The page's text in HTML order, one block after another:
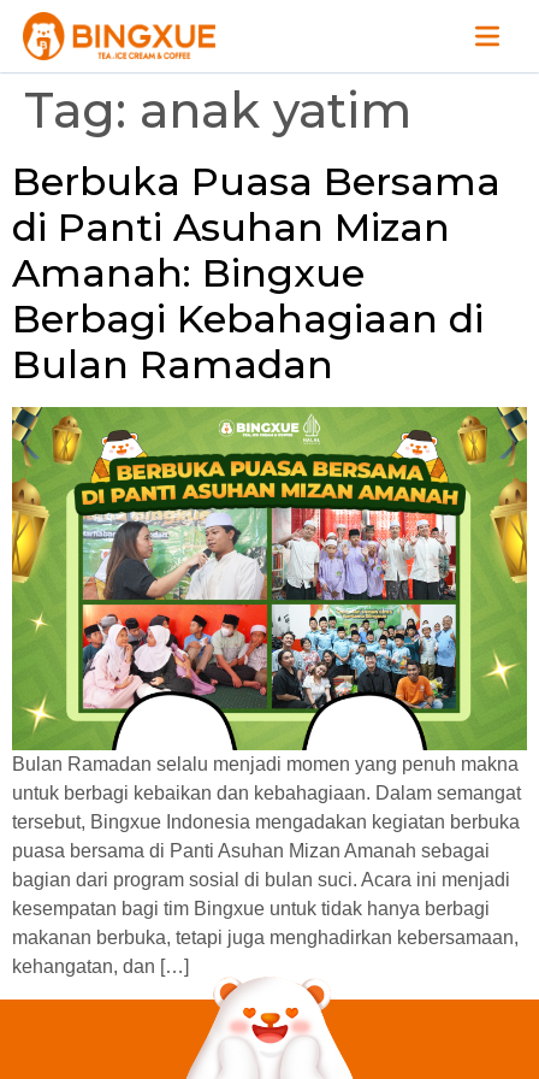
Tag: anak yatim
Berbuka Puasa Bersama
di Panti Asuhan Mizan
Amanah: Bingxue
Berbagi Kebahagiaan di
Bulan Ramadan
Bulan Ramadan selalu menjadi momen yang penuh makna
untuk berbagi kebaikan dan kebahagiaan. Dalam semangat
tersebut, Bingxue Indonesia mengadakan kegiatan berbuka
puasa bersama di Panti Asuhan Mizan Amanah sebagai
bagian dari program sosial di bulan suci. Acara ini menjadi
kesempatan bagi tim Bingxue untuk tidak hanya berbagi
makanan berbuka, tetapi juga menghadirkan kebersamaan,
kehangatan, dan […]